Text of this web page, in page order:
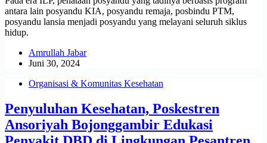
antara lain posyandu KIA, posyandu remaja, posbindu PTM,
posyandu lansia menjadi posyandu yang melayani seluruh siklus
hidup.
Amrullah Jabar
Juni 30, 2024
Organisasi & Komunitas Kesehatan
Penyuluhan Kesehatan, Poskestren
Ansoriyah Bojonggambir Edukasi